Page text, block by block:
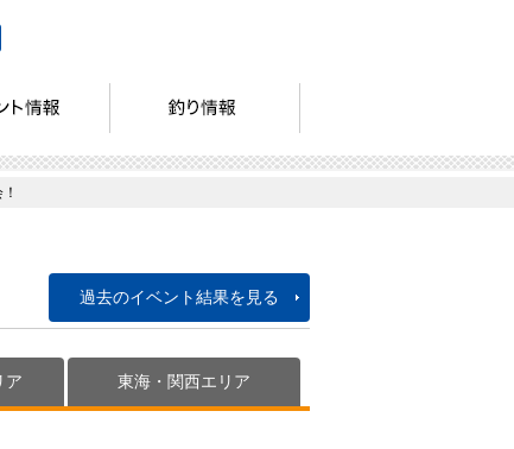
過去のイベント結果を見る
ア 東海・関西エリア